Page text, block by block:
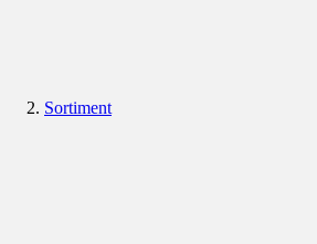
Sortiment